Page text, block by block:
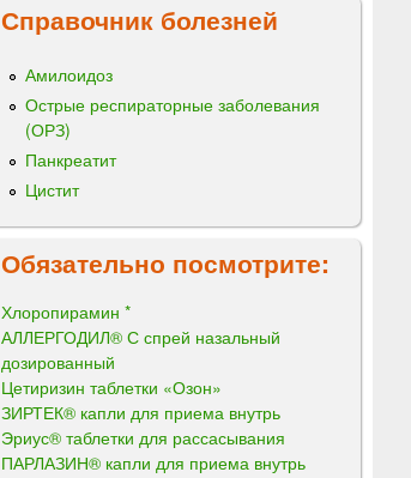
Справочник болезней
Амилоидоз
Острые респираторные заболевания
(ОРЗ)
Панкреатит
Цистит
Обязательно посмотрите:
Хлоропирамин *
АЛЛЕРГОДИЛ® С спрей назальный
дозированный
Цетиризин таблетки «Озон»
ЗИРТЕК® капли для приема внутрь
Эриус® таблетки для рассасывания
ПАРЛАЗИН® капли для приема внутрь